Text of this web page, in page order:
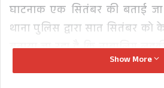
घाटनाक एक सितंबर की बताई
थाना पुलिस द्वारा सात सितंबर को
बताया जा रहा है कि नाबालिग
के साथ गांव के पास मेला देखने गई
Show More